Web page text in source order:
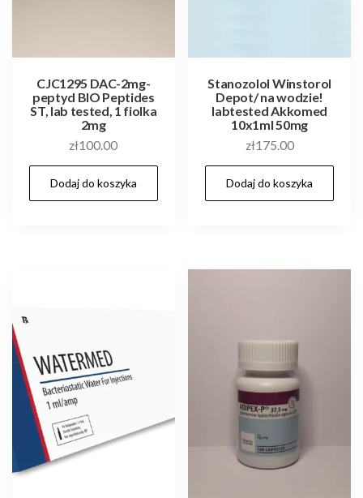
CJC1295 DAC-2mg-
peptyd BIO Peptides
ST, lab tested, 1 fiolka
2mg
zł100.00
Dodaj do koszyka
Stanozolol Winstorol
Depot/ na wodzie!
labtested Akkomed
10x1ml 50mg
zł175.00
Dodaj do koszyka